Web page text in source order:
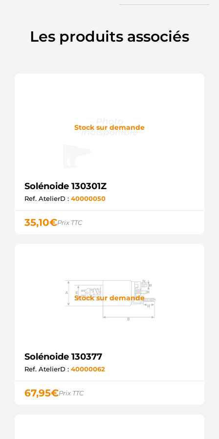
Les produits associés
Stock sur demande
Solénoide 130301Z
Ref. AtelierD : 40000050
35,10€Prix TTC
Stock sur demande
Solénoide 130377
Ref. AtelierD : 40000062
67,95€Prix TTC